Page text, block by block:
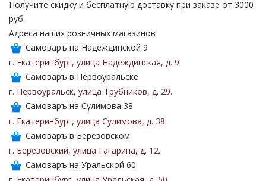
Получите скидку и бесплатную доставку при заказе от 3000
руб.
Адреса наших розничных магазинов
Самоваръ на Надеждинской 9
г. Екатеринбург, улица Надеждинская, д. 9.
Самоваръ в Первоуральске
г. Первоуральск, улица Трубников, д. 29.
Самоваръ на Сулимова 38
г. Екатеринбург, улица Сулимова, д. 38.
Самоваръ в Березовском
г. Березовский, улица Гагарина, д. 12.
Самоваръ на Уральской 60